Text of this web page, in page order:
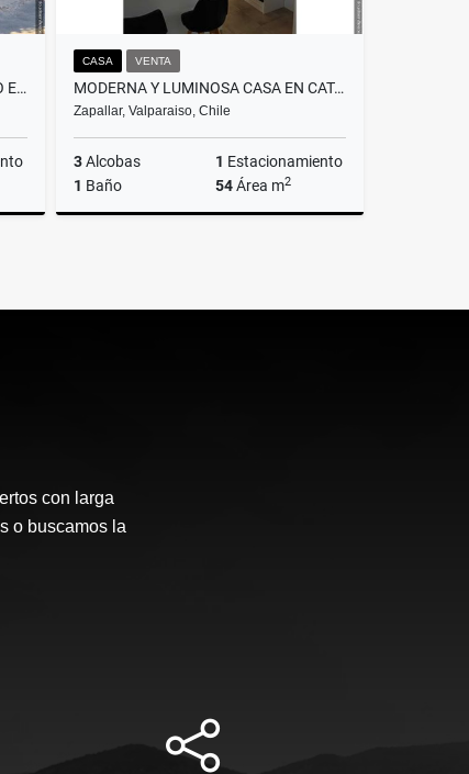
3 VIVIENDAS EN UN SÓLO TERRENO EN LA LIGUA
CASA VENTA
MODERNA Y LUMINOSA CASA EN CATAPILCO
Zapallar, Valparaiso, Chile
3Alcobas 1 Estacionamiento
1 Baño 54Área m2
con larga
o buscamos la